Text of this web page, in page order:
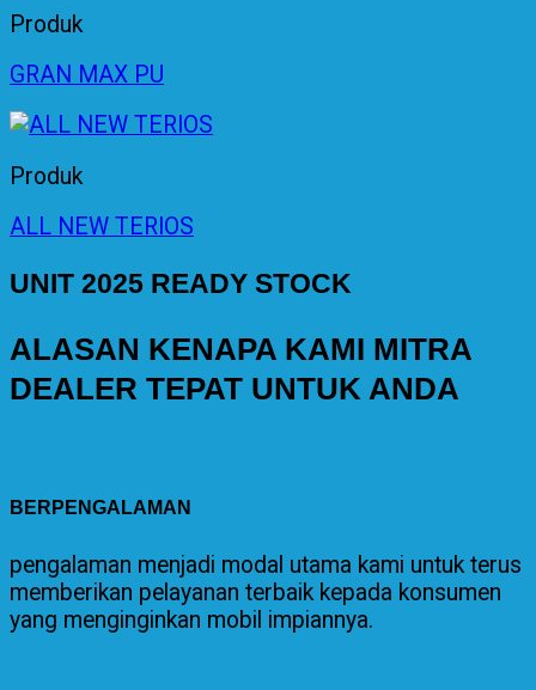
Produk
GRAN MAX PU
Produk
ALL NEW TERIOS
UNIT 2025 READY STOCK
ALASAN KENAPA KAMI MITRA
DEALER TEPAT UNTUK ANDA
BERPENGALAMAN
pengalaman menjadi modal utama kami untuk terus
memberikan pelayanan terbaik kepada konsumen
yang menginginkan mobil impiannya.